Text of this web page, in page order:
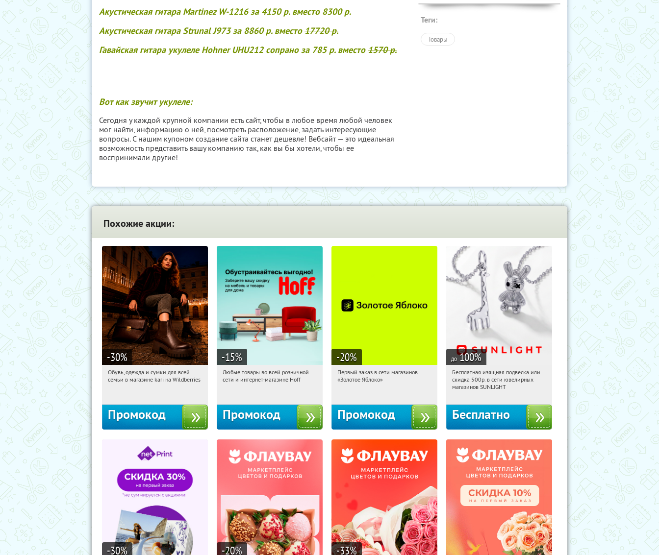
Акустическая гитара Martinez W-1216 за 4150 р. вместо8300 р.
Акустическая гитара Strunal J973 за 8860 р. вместо17720 р.
Гавайская гитара укулеле Hohner UHU212 сопрано за 785 р. вместо1570 р.
Вот как звучит укулеле:
Сегодня у каждой крупной компании есть сайт, чтобы в любое время любой человек
мог найти, информацию о ней, посмотреть расположение, задать интересующие
вопросы. С нашим купоном создание сайта станет дешевле! Вебсайт — это идеальная
возможность представить вашу компанию так, как вы бы хотели, чтобы ее
воспринимали другие!
Теги:
Товары
Похожие акции:
-30%
14:07:32 Получили:
Обувь, одежда и сумки для всей
семьи в магазине kari на Wildberries
Промокод
-15%
14:07:32 Получили:
Любые товары во всей розничной
сети и интернет-магазине Hoff
Промокод
-20%
14:07:32
Получи первым!
Первый заказ в сети магазинов
«Золотое Яблоко»
Промокод
до 100%
14:07:32 Получили:
Россия
Бесплатная изящная подвеска или
скидка 500р. в сети ювелирных
магазинов SUNLIGHT
Бесплатно
-30% -20% -33%